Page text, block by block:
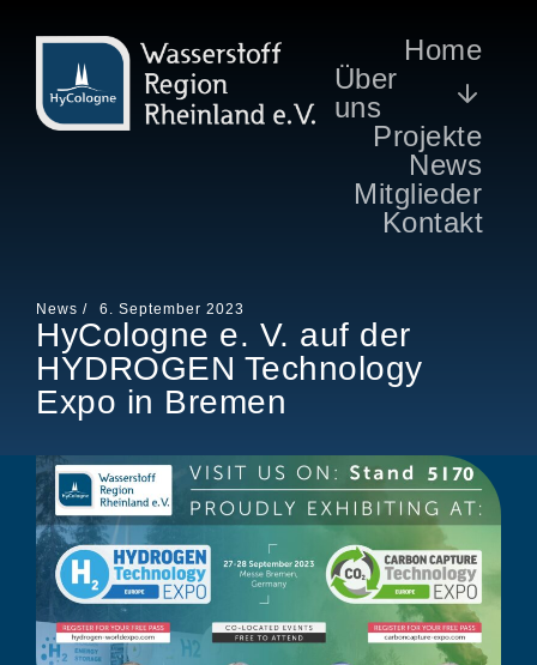
Home
Über
uns
Projekte
News
Mitglieder
Kontakt
News / 6. September 2023
HyCologne e. V. auf der
HYDROGEN Technology
Expo in Bremen